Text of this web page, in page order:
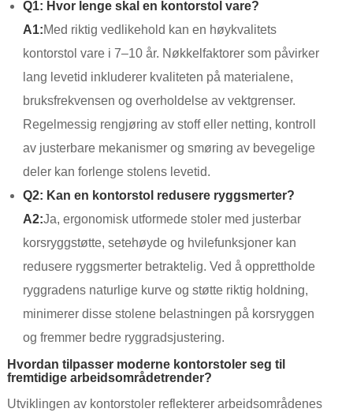
Q1: Hvor lenge skal en kontorstol vare?
A1:Med riktig vedlikehold kan en høykvalitets
kontorstol vare i 7–10 år. Nøkkelfaktorer som påvirker
lang levetid inkluderer kvaliteten på materialene,
bruksfrekvensen og overholdelse av vektgrenser.
Regelmessig rengjøring av stoff eller netting, kontroll
av justerbare mekanismer og smøring av bevegelige
deler kan forlenge stolens levetid.
Q2: Kan en kontorstol redusere ryggsmerter?
A2:Ja, ergonomisk utformede stoler med justerbar
korsryggstøtte, setehøyde og hvilefunksjoner kan
redusere ryggsmerter betraktelig. Ved å opprettholde
ryggradens naturlige kurve og støtte riktig holdning,
minimerer disse stolene belastningen på korsryggen
og fremmer bedre ryggradsjustering.
Hvordan tilpasser moderne kontorstoler seg til
fremtidige arbeidsområdetrender?
Utviklingen av kontorstoler reflekterer arbeidsområdenes